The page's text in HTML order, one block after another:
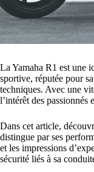
La Yamaha R1 est une
sportive, réputée pour
techniques. Avec une
l’intérêt des passionnés
Dans cet article,
distingue par ses
et les impressions
sécurité liés à sa